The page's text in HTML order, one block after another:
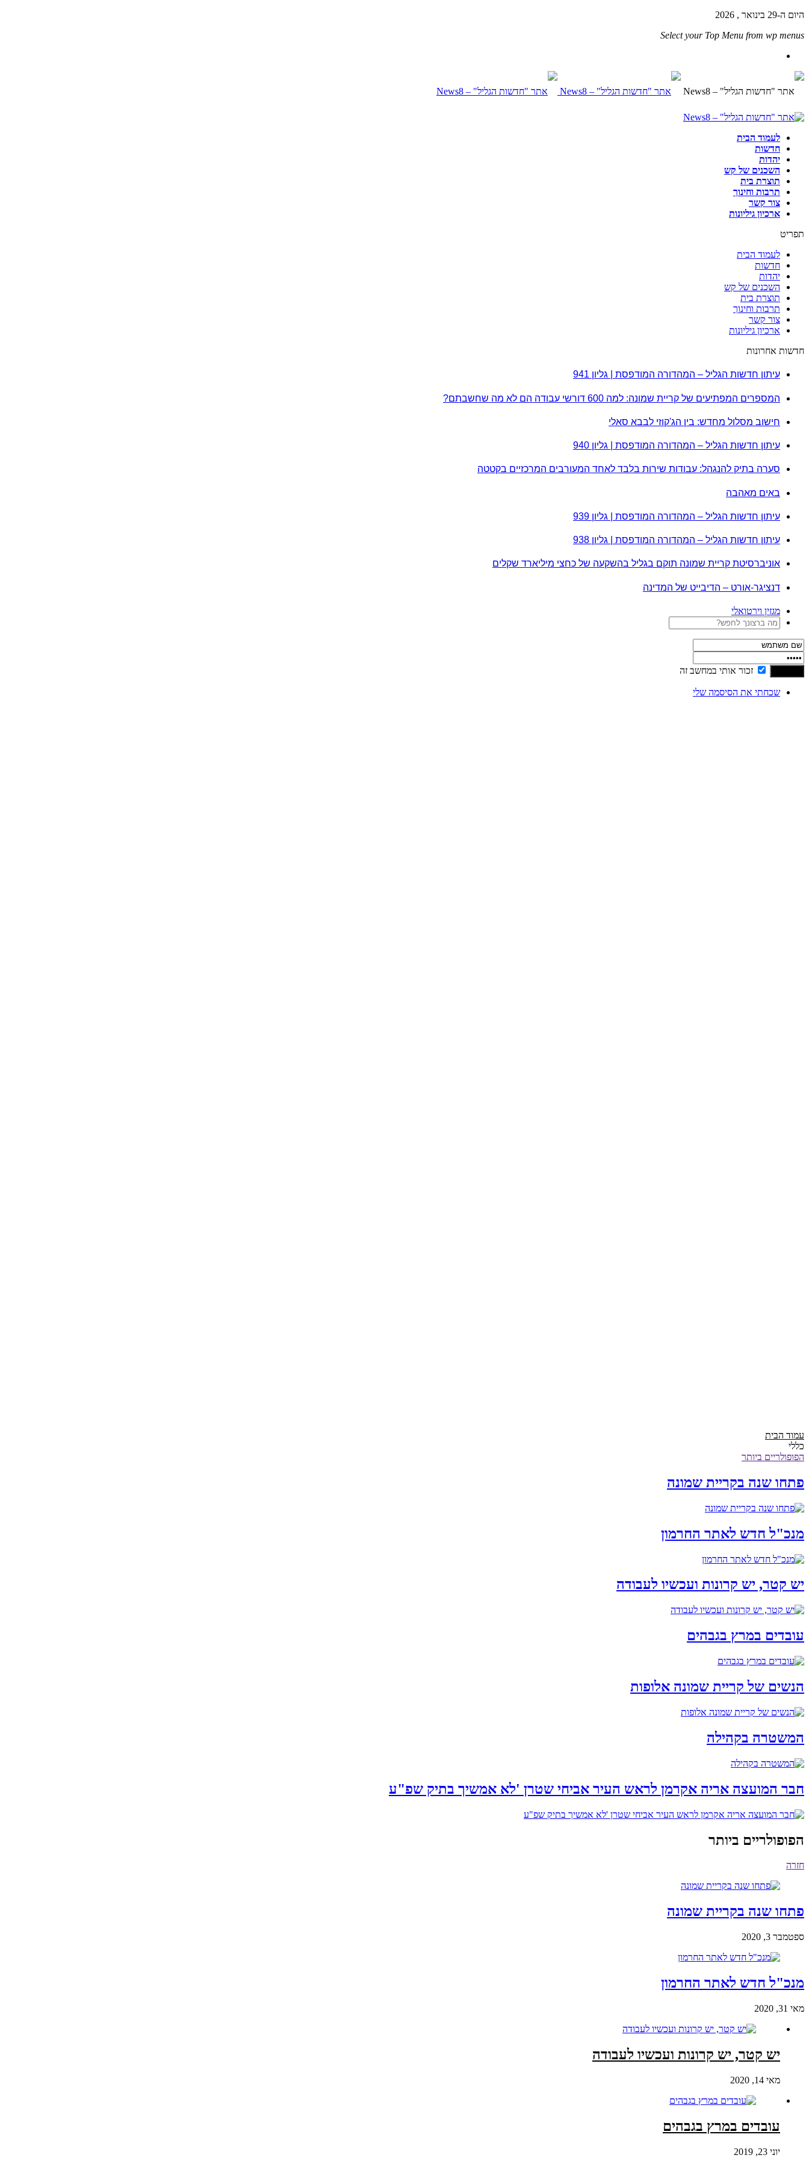
היום ה-29 בינואר , 2026
Select your Top Menu from wp menus
לעמוד הבית
חדשות
יהדות
השכנים של קש
תוצרת בית
תרבות וחינוך
צור קשר
ארכיון גיליונות
תפריט
לעמוד הבית
חדשות
יהדות
השכנים של קש
תוצרת בית
תרבות וחינוך
צור קשר
ארכיון גיליונות
חדשות אחרונות
עיתון חדשות הגליל – המהדורה המודפסת | גליון 941
המספרים המפתיעים של קריית שמונה: למה 600 דורשי עבודה הם לא מה שחשבתם?
חישוב מסלול מחדש: בין הג'קוזי לבבא סאלי
עיתון חדשות הגליל – המהדורה המודפסת | גליון 940
סערה בתיק להנגהל: עבודות שירות בלבד לאחד המעורבים המרכזיים בקטטה
באים מאהבה
עיתון חדשות הגליל – המהדורה המודפסת | גליון 939
עיתון חדשות הגליל – המהדורה המודפסת | גליון 938
אוניברסיטת קריית שמונה תוקם בגליל בהשקעה של כחצי מיליארד שקלים
דנציגר-אורט – הדיבייט של המדינה
מגזין וירטואלי
זכור אותי במחשב זה
שכחתי את הסיסמה שלי
עמוד הבית
כללי
הפופולריים ביותר
פתחו שנה בקריית שמונה
מנכ"ל חדש לאתר החרמון
יש קטר, יש קרונות ועכשיו לעבודה
עובדים במרץ בגבהים
הנשים של קריית שמונה אלופות
המשטרה בקהילה
חבר המועצה אריה אקרמן לראש העיר אביחי שטרן 'לא אמשיך בתיק שפ"ע
הפופולריים ביותר
חזרה
פתחו שנה בקריית שמונה
ספטמבר 3, 2020
מנכ"ל חדש לאתר החרמון
מאי 31, 2020
יש קטר, יש קרונות ועכשיו לעבודה
מאי 14, 2020
עובדים במרץ בגבהים
יוני 23, 2019